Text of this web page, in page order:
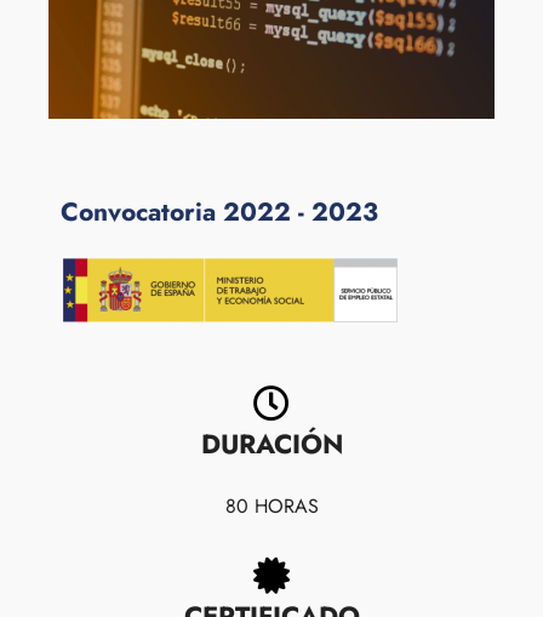
Convocatoria 2022 - 2023
DURACIÓN
80 HORAS